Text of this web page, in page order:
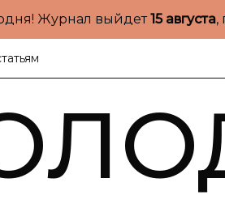
Журнал выйдет15 августа,